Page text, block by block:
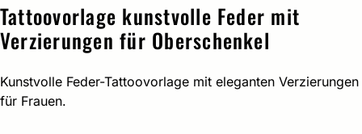
Tattoovorlage kunstvolle Feder mit
Verzierungen für Oberschenkel
Kunstvolle Feder-Tattoovorlage mit eleganten Verzierungen
für Frauen.